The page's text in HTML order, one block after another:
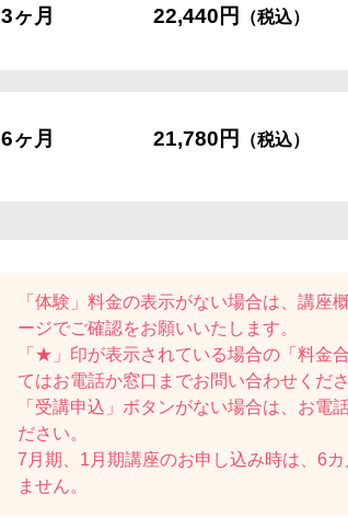
3ヶ月 22,440円 （税込）
6ヶ月 21,780円 （税込）
「体験」料金の表示がない場合は、講座
ージでご確認をお願いいたします。
「★」印が表示されている場合の「料金
てはお電話か窓口までお問い合わせくださ
「受講申込」ボタンがない場合は、お電
ださい。
7月期、1月期講座のお申し込み時は、6
ません。